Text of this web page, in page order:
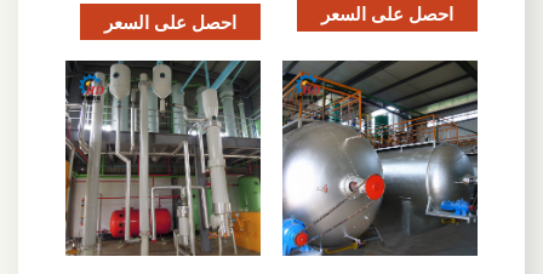
احصل على السعر احصل على السعر